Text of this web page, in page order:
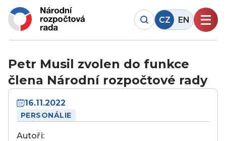
CZ EN
Petr Musil zvolen do funkce
člena Národní rozpočtové rady
16.11.2022
PERSONÁLIE
Autoři: